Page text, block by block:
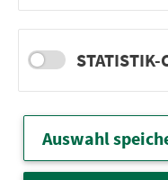
Wir sind für
STATISTIK-
Auswahl